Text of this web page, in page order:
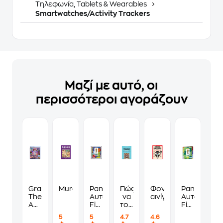
Τηλεφωνία, Tablets & Wearables
Smartwatches/Activity Trackers
Μαζί με αυτό, οι
περισσότεροι αγοράζουν
Grand
Theft
Auto
Standard
Murdoku
5
Panini
Αυτοκόλλητα
Fifa
Cup
5
Πώς
να
τους
να
4.7
Φονικά
αινίγματα
4.6
Panini
Fifa